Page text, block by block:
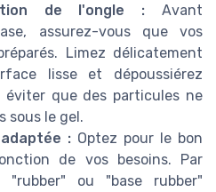
de l'ongle : Avant
assurez-vous que vos
Limez délicatement
lisse et dépoussiérez
éviter que des particules ne
sous le gel.
: Optez pour le bon
de vos besoins. Par
"rubber" ou "base rubber"